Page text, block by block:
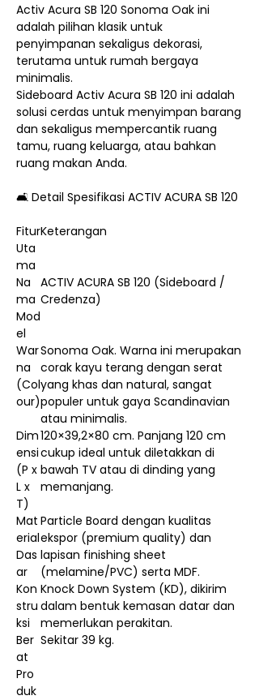
Activ Acura SB 120 Sonoma Oak ini
adalah pilihan klasik untuk
penyimpanan sekaligus dekorasi,
terutama untuk rumah bergaya
minimalis.
Sideboard Activ Acura SB 120 ini adalah
solusi cerdas untuk menyimpan barang
dan sekaligus mempercantik ruang
tamu, ruang keluarga, atau bahkan
ruang makan Anda.
🛋️ Detail Spesifikasi ACTIV ACURA SB 120
Fitur
Uta
ma
Keterangan
Na
ma
Mod
el
ACTIV ACURA SB 120 (Sideboard /
Credenza)
War
na
(Col
our)
Sonoma Oak. Warna ini merupakan
corak kayu terang dengan serat
yang khas dan natural, sangat
populer untuk gaya Scandinavian
atau minimalis.
Dim
ensi
(P x
L x
T)
120×39,2×80 cm. Panjang 120 cm
cukup ideal untuk diletakkan di
bawah TV atau di dinding yang
memanjang.
Mat
erial
Das
ar
Particle Board dengan kualitas
ekspor (premium quality) dan
lapisan finishing sheet
(melamine/PVC) serta MDF.
Kon
stru
ksi
Knock Down System (KD), dikirim
dalam bentuk kemasan datar dan
memerlukan perakitan.
Ber
at
Pro
duk
Sekitar 39 kg.